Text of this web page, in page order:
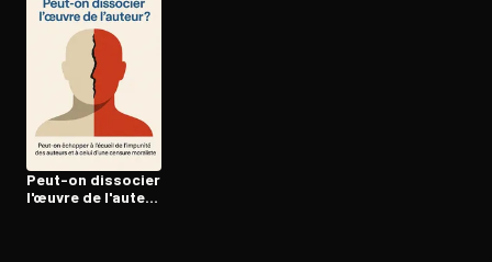
Peut-on dissocier
l'œuvre de l'auteur